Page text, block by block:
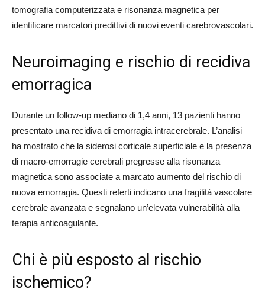
tomografia computerizzata e risonanza magnetica per
identificare marcatori predittivi di nuovi eventi carebrovascolari.
Neuroimaging e rischio di recidiva
emorragica
Durante un follow-up mediano di 1,4 anni, 13 pazienti hanno
presentato una recidiva di emorragia intracerebrale. L’analisi
ha mostrato che la siderosi corticale superficiale e la presenza
di macro-emorragie cerebrali pregresse alla risonanza
magnetica sono associate a marcato aumento del rischio di
nuova emorragia. Questi referti indicano una fragilità vascolare
cerebrale avanzata e segnalano un’elevata vulnerabilità alla
terapia anticoagulante.
Chi è più esposto al rischio
ischemico?